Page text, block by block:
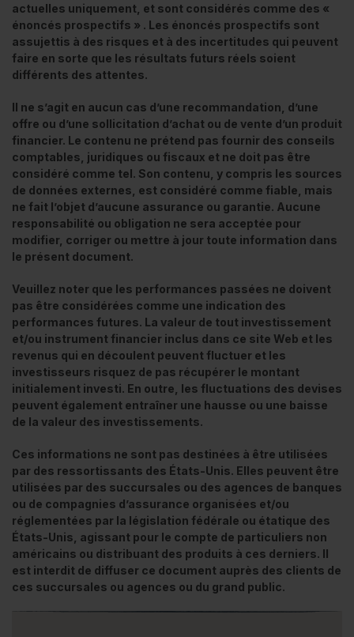
actuelles uniquement, et sont considérés comme des «
énoncés prospectifs » . Les énoncés prospectifs sont
assujettis à des risques et à des incertitudes qui peuvent
faire en sorte que les résultats futurs réels soient
différents des attentes.
Il ne s’agit en aucun cas d’une recommandation, d’une
offre ou d’une sollicitation d’achat ou de vente d’un produit
financier. Le contenu ne prétend pas fournir des conseils
comptables, juridiques ou fiscaux et ne doit pas être
considéré comme tel. Son contenu, y compris les sources
de données externes, est considéré comme fiable, mais
ne fait l’objet d’aucune assurance ou garantie. Aucune
responsabilité ou obligation ne sera acceptée pour
modifier, corriger ou mettre à jour toute information dans
le présent document.
Veuillez noter que les performances passées ne doivent
pas être considérées comme une indication des
performances futures. La valeur de tout investissement
et/ou instrument financier inclus dans ce site Web et les
revenus qui en découlent peuvent fluctuer et les
investisseurs risquez de pas récupérer le montant
initialement investi. En outre, les fluctuations des devises
peuvent également entraîner une hausse ou une baisse
de la valeur des investissements.
Ces informations ne sont pas destinées à être utilisées
par des ressortissants des États-Unis. Elles peuvent être
utilisées par des succursales ou des agences de banques
ou de compagnies d’assurance organisées et/ou
réglementées par la législation fédérale ou étatique des
États-Unis, agissant pour le compte de particuliers non
américains ou distribuant des produits à ces derniers. Il
est interdit de diffuser ce document auprès des clients de
ces succursales ou agences ou du grand public.